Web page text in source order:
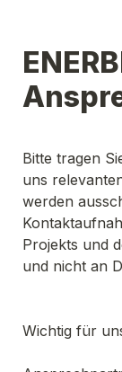
Bitte tragen
uns
werden
Projekts und